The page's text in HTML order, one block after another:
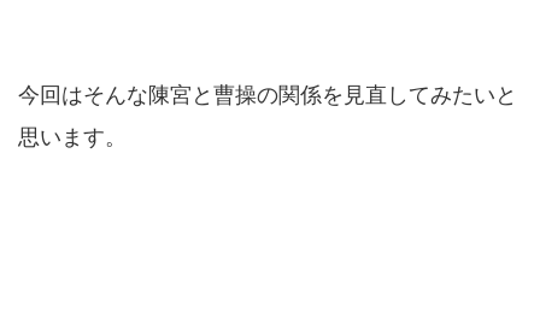
今回はそんな陳宮と曹操の関係を見直してみたいと
思います。